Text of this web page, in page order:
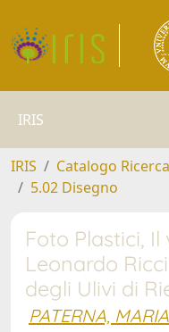
IRIS
IRIS Catalogo
5.02 Disegno
Foto Plastici,
Leonardo
degli Ulivi di
PATERNA,